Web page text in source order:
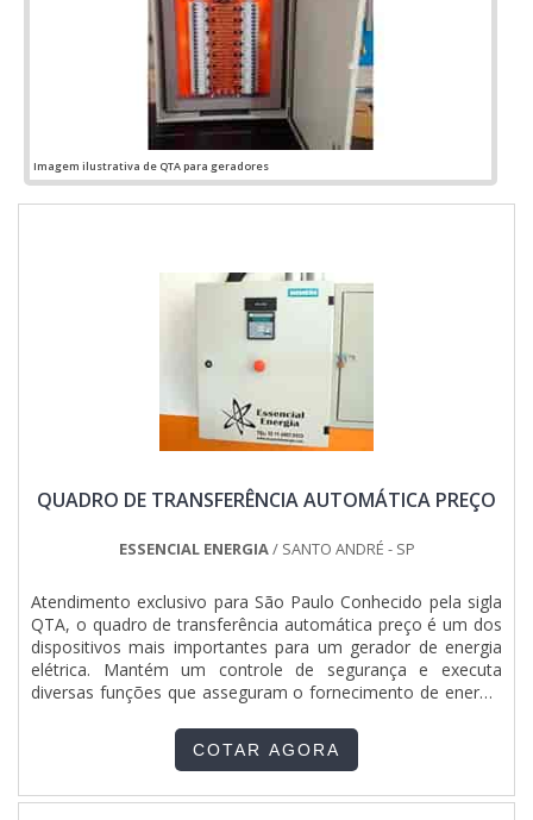
pelos produtos e serviços com ótima qualidade e excelente
custo-benefício, detalhes primordiais que são deixados de
lado por muitas empresas que não focam na fidelização do
cliente.Esses e outros motivos são a razão pela qual a
Jumper Soluções Industriais é uma empresa que preza pela
segurança quando tratamos do segmento de montagens
eletromecânicas e instalações elétricas. O objetivo é garantir
o que existe de melhor do mercado para garantir o sucesso
dos clientes.GARANTIA E ASSERTIVIDADE NO
soluções para montagens eletromecânicas e instalações
elétricas. Com foco na experiência dos clientes, oferece
itens variados como qgbt elétrica e quadro elétrico industrial
com ótima qualidade e proteção.A empresa conta com um
time de profissionais qualificados para o serviço, além de
investir em equipamentos modernos, que se ajustam a
qualquer necessidade. A Jumper Soluções Industriais é uma
empresa que tem sido apontada de forma positiva no
segmento pela seriedade e qualidade que fecha o ciclo de
Imagem ilustrativa de QTA para geradores
QUADRO DE TRANSFERÊNCIA AUTOMÁTICA PREÇO
ESSENCIAL ENERGIA/ SANTO ANDRÉ - SP
Atendimento exclusivo para São Paulo Conhecido pela sigla
QTA, o quadro de transferência automática preço é um dos
dispositivos mais importantes para um gerador de energia
elétrica. Mantém um controle de segurança e executa
diversas funções que asseguram o fornecimento de energia
QTA é um equipamento projetado para supervisionar a rede
elétrica, comandar e controlar a transferência da....
COTAR AGORA